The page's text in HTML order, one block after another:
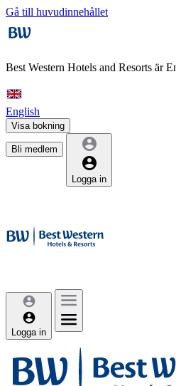
Gå till huvudinnehållet
Best Western Hotels and Resorts är
English
Visa bokning
Bli medlem
Logga in
Logga in